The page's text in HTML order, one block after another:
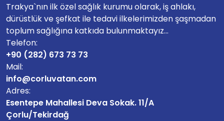
Trakya`nın ilk özel sağlık kurumu olarak, iş ahlakı,
dürüstlük ve şefkat ile tedavi ilkelerimizden şaşmadan
toplum sağlığına katkıda bulunmaktayız...
Telefon:
+90 (282) 673 73 73
Mail:
info@corluvatan.com
Adres:
Esentepe Mahallesi Deva Sokak. 11/A
Çorlu/Tekirdağ